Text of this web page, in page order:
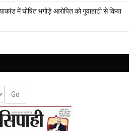
में घोषित भगोड़े आरोपित को गुवाहाटी से किया